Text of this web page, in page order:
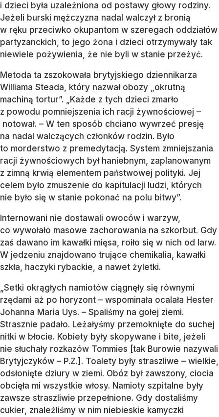
i dzieci była uzależniona od postawy głowy rodziny.
Jeżeli burski mężczyzna nadal walczył z bronią
w ręku przeciwko okupantom w szeregach oddziałów
partyzanckich, to jego żona i dzieci otrzymywały tak
niewiele pożywienia, że nie byli w stanie przeżyć.
Metoda ta zszokowała brytyjskiego dziennikarza
Williama Steada, który nazwał obozy „okrutną
machiną tortur”. „Każde z tych dzieci zmarło
z powodu pomniejszenia ich racji żywnościowej –
notował. – W ten sposób chciano wywrzeć presję
na nadal walczących członków rodzin. Było
to morderstwo z premedytacją. System zmniejszania
racji żywnościowych był haniebnym, zaplanowanym
z zimną krwią elementem państwowej polityki. Jej
celem było zmuszenie do kapitulacji ludzi, których
nie było się w stanie pokonać na polu bitwy”.
Internowani nie dostawali owoców i warzyw,
co wywołało masowe zachorowania na szkorbut. Gdy
zaś dawano im kawałki mięsa, roiło się w nich od larw.
W jedzeniu znajdowano trujące chemikalia, kawałki
szkła, haczyki rybackie, a nawet żyletki.
„Setki okrągłych namiotów ciągnęły się równymi
rzędami aż po horyzont – wspominała ocalała Hester
Johanna Maria Uys. – Spaliśmy na gołej ziemi.
Strasznie padało. Leżałyśmy przemoknięte do suchej
nitki w błocie. Kobiety były skopywane i bite, jeżeli
nie słuchały rozkazów Tommies [tak Burowie nazywali
Brytyjczyków – P.Z.]. Toalety były straszliwe – wielkie,
odsłonięte dziury w ziemi. Obóz był zawszony, ciocia
obcięła mi wszystkie włosy. Namioty szpitalne były
zawsze straszliwie przepełnione. Gdy dostaliśmy
cukier, znaleźliśmy w nim niebieskie kamyczki